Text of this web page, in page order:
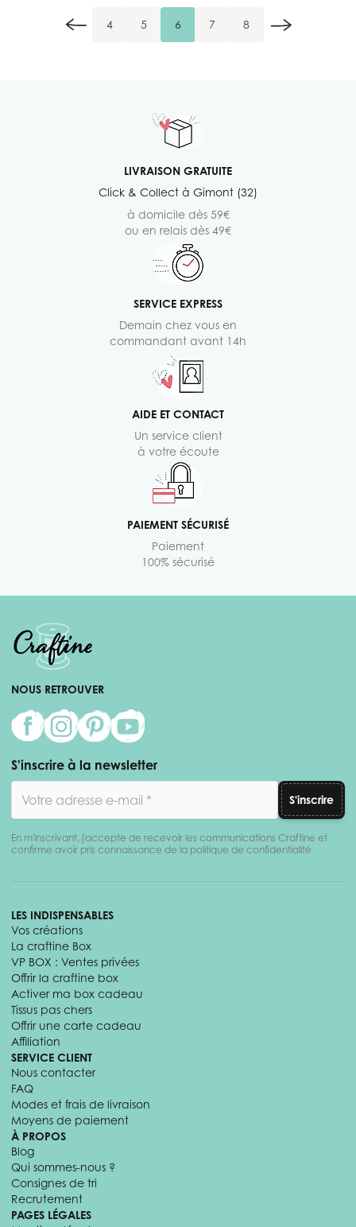
Page
4 Page
5 Vous lisez actuellement la page
6 Page
7 Page
8
LIVRAISON GRATUITE
Click & Collect à Gimont (32)
à domicile dès 59€
ou en relais dès 49€
SERVICE EXPRESS
Demain chez vous en
commandant avant 14h
AIDE ET CONTACT
Un service client
à votre écoute
PAIEMENT SÉCURISÉ
Paiement
100% sécurisé
NOUS RETROUVER
S'inscrire à la newsletter
S'inscrire
En m'inscrivant, j'accepte de recevoir les communications Craftine et
confirme avoir pris connaissance de la politique de confidentialité
LES INDISPENSABLES
Vos créations
La craftine Box
VP BOX : Ventes privées
Offrir la craftine box
Activer ma box cadeau
Tissus pas chers
Offrir une carte cadeau
Affiliation
SERVICE CLIENT
Nous contacter
FAQ
Modes et frais de livraison
Moyens de paiement
À PROPOS
Blog
Qui sommes-nous ?
Consignes de tri
Recrutement
PAGES LÉGALES